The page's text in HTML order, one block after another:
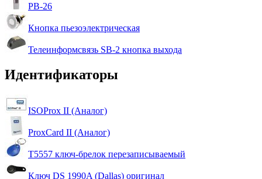
PB-26
Кнопка пьезоэлектрическая
Телеинформсвязь SB-2 кнопка выхода
Идентификаторы
ISOProx II (Аналог)
ProxCard II (Аналог)
T5557 ключ-брелок перезаписываемый
Ключ DS 1990A (Dallas) оригинал